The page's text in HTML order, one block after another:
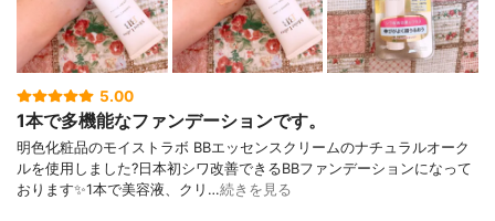
5.00
1本で多機能なファンデーションです。
明色化粧品のモイストラボ BBエッセンスクリームのナチュラルオーク
ルを使用しました?日本初シワ改善できるBBファンデーションになって
おります✨1本で美容液、クリ…続きを見る